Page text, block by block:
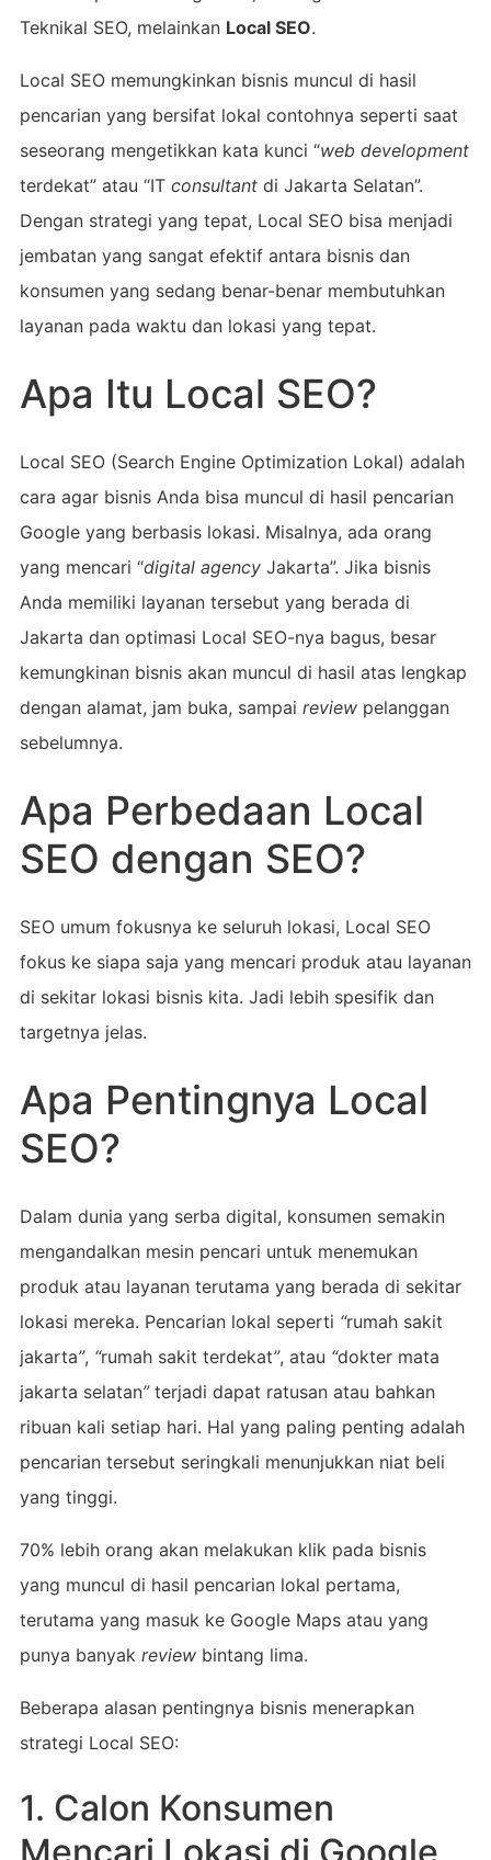
Teknikal SEO, melainkan Local SEO.
Local SEO memungkinkan bisnis muncul di hasil
pencarian yang bersifat lokal contohnya seperti saat
seseorang mengetikkan kata kunci “web development
terdekat” atau “ITconsultantdi Jakarta Selatan”.
Dengan strategi yang tepat, Local SEO bisa menjadi
jembatan yang sangat efektif antara bisnis dan
konsumen yang sedang benar-benar membutuhkan
layanan pada waktu dan lokasi yang tepat.
Apa Itu Local SEO?
Local SEO (Search Engine Optimization Lokal) adalah
cara agar bisnis Anda bisa muncul di hasil pencarian
Google yang berbasis lokasi. Misalnya, ada orang
yang mencari “digital agencyJakarta”. Jika bisnis
Anda memiliki layanan tersebut yang berada di
Jakarta dan optimasi Local SEO-nya bagus, besar
kemungkinan bisnis akan muncul di hasil atas lengkap
dengan alamat, jam buka, sampai reviewpelanggan
sebelumnya.
Apa Perbedaan Local
SEO dengan SEO?
SEO umum fokusnya ke seluruh lokasi, Local SEO
fokus ke siapa saja yang mencari produk atau layanan
di sekitar lokasi bisnis kita. Jadi lebih spesifik dan
targetnya jelas.
Apa Pentingnya Local
SEO?
Dalam dunia yang serba digital, konsumen semakin
mengandalkan mesin pencari untuk menemukan
produk atau layanan terutama yang berada di sekitar
lokasi mereka. Pencarian lokal seperti “rumah sakit
jakarta”, “rumah sakit terdekat”, atau “dokter mata
jakarta selatan”terjadi dapat ratusan atau bahkan
ribuan kali setiap hari. Hal yang paling penting adalah
pencarian tersebut seringkali menunjukkan niat beli
yang tinggi.
70% lebih orang akan melakukan klik pada bisnis
yang muncul di hasil pencarian lokal pertama,
terutama yang masuk ke Google Maps atau yang
punya banyak reviewbintang lima.
Beberapa alasan pentingnya bisnis menerapkan
strategi Local SEO:
1. Calon Konsumen